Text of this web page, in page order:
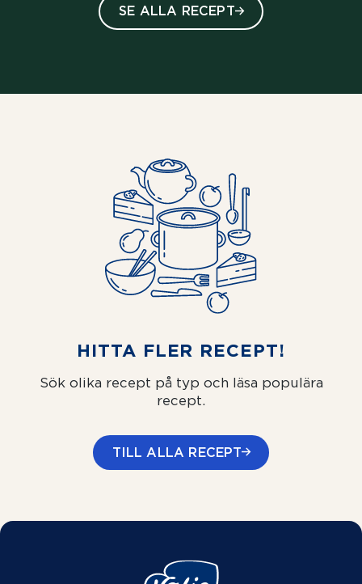
SE ALLA RECEPT
HITTA FLER RECEPT!
Sök olika recept på typ och läsa populära
recept.
TILL ALLA RECEPT